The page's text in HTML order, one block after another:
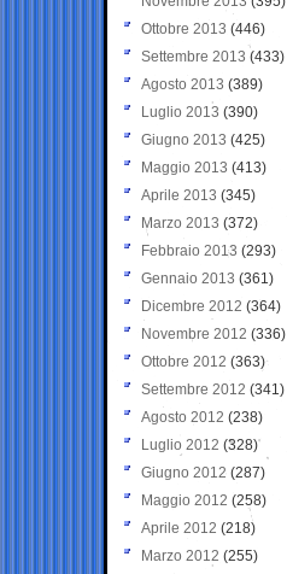
Ottobre 2013 (446)
Settembre 2013 (433)
Agosto 2013 (389)
Luglio 2013 (390)
Giugno 2013 (425)
Maggio 2013 (413)
Aprile 2013 (345)
Marzo 2013 (372)
Febbraio 2013 (293)
Gennaio 2013 (361)
Dicembre 2012 (364)
Novembre 2012 (336)
Ottobre 2012 (363)
Settembre 2012 (341)
Agosto 2012 (238)
Luglio 2012 (328)
Giugno 2012 (287)
Maggio 2012 (258)
Aprile 2012 (218)
Marzo 2012 (255)